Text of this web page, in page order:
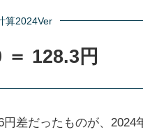
算2024Ver
＝ 128.3円
円差だったものが、2024